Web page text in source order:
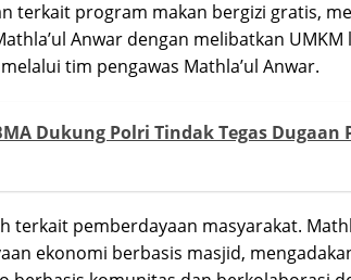
terkait program makan bergizi gratis,
Anwar dengan melibatkan
tim pengawas Mathla’ul Anwar.
Dukung Polri Tindak Tegas
terkait pemberdayaan masyarakat.
ekonomi berbasis masjid,